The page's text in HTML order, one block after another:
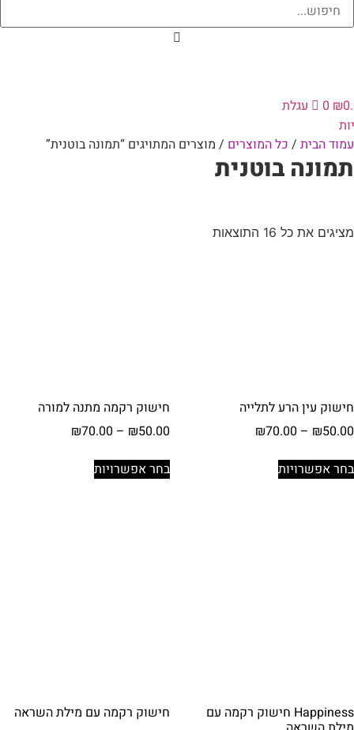
₪
0
עגלת
עמוד הבית / כל המוצרים / מוצרים המתויגים “תמונה בוטנית”
תמונה בוטנית
מציגים את כל ⁦16⁩ התוצאות
חישוק עין הרע לתלייה
₪50.00
–
₪70.00
בחר אפשרויות
למוצר
זה
חישוק רקמה מתנה למורה
₪50.00
–
₪70.00 טווח
בחר אפשרויות
למוצר
זה
Happiness חישוק רקמה עם
חישוק רקמה עם מילת השראה